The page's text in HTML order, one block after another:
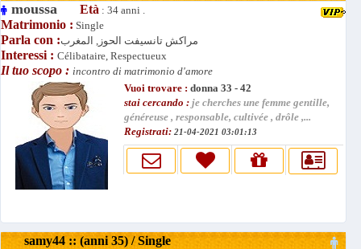
moussa Età : 34 anni .
Matrimonio : Single
Parla con :مراكش تانسيفت الحوز, المغرب
Interessi : Célibataire, Respectueux
Il tuo scopo : incontro di matrimonio d'amore
Vuoi trovare : donna 33 - 42
stai cercando : je cherches une femme gentille,
généreuse , responsable, cultivée , drôle ,...
Registrati: 21-04-2021 03:01:13
samy44 :: (anni 35) / Single